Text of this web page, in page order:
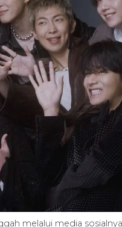
melalui media